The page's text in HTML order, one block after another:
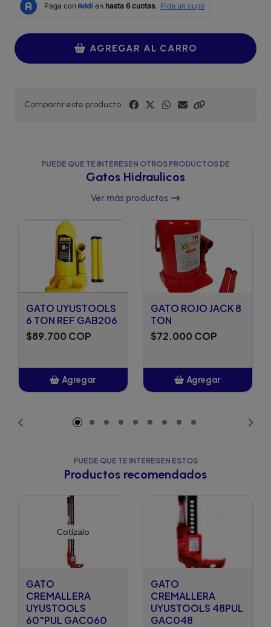
AGREGAR AL CARRO
Compartir este producto
PUEDE QUE TE INTERESEN OTROS PRODUCTOS DE
Gatos Hidraulicos
Ver más productos
GATO UYUSTOOLS
6 TON REF GAB206
$89.700 COP
Agregar
GATO ROJO JACK 8
TON
$72.000 COP
Agregar
PUEDE QUE TE INTERESEN ESTOS
Productos recomendados
Cotízalo
GATO
CREMALLERA
UYUSTOOLS
60"PUL GAC060
GATO
CREMALLERA
UYUSTOOLS 48PUL
GAC048